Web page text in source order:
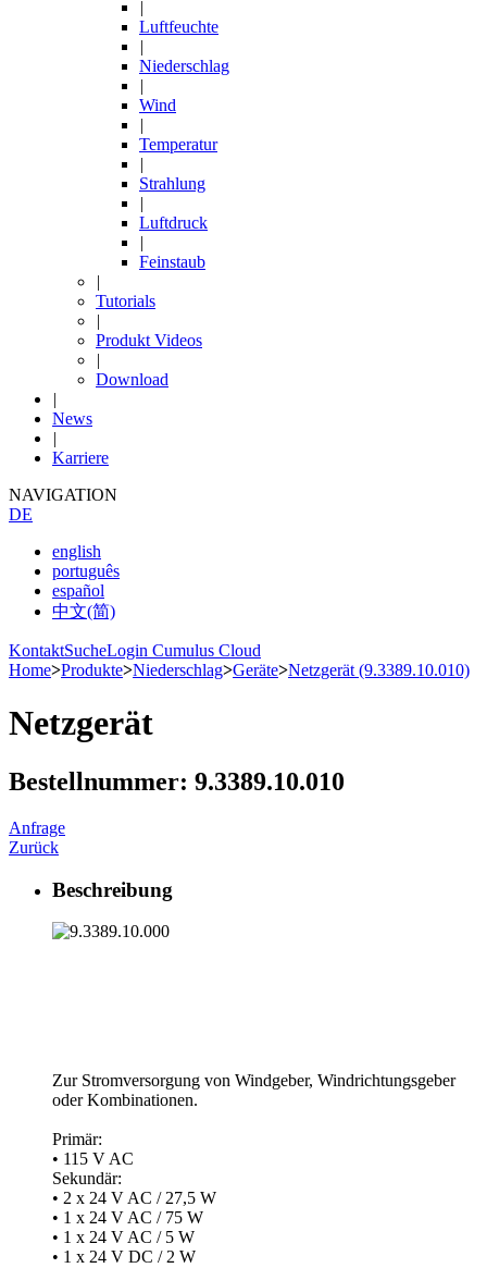
|
Luftfeuchte
|
Niederschlag
|
Wind
|
Temperatur
|
Strahlung
|
Luftdruck
|
Feinstaub
|
Tutorials
|
Produkt Videos
|
Download
|
News
|
Karriere
NAVIGATION
DE
english
português
español
中文(简)
KontaktSucheLogin Cumulus Cloud
Home>Produkte>Niederschlag>Geräte>Netzgerät (9.3389.10.010)
Netzgerät
Bestellnummer: 9.3389.10.010
Anfrage
Zurück
Beschreibung
Zur Stromversorgung von Windgeber, Windrichtungsgeber
oder Kombinationen.
Primär:
• 115 V AC
Sekundär:
• 2 x 24 V AC /­ 27,5 W
• 1 x 24 V AC /­ 75 W
• 1 x 24 V AC /­ 5 W
• 1 x 24 V DC /­ 2 W